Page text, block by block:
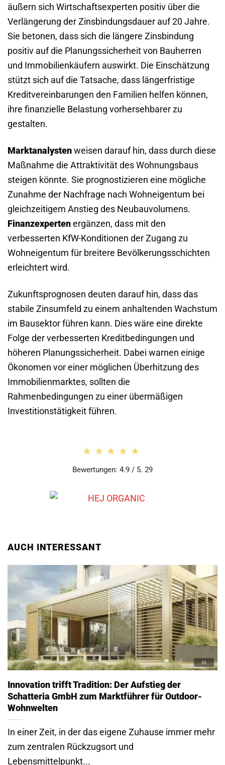
äußern sich Wirtschaftsexperten positiv über die
Verlängerung der Zinsbindungsdauer auf 20 Jahre.
Sie betonen, dass sich die längere Zinsbindung
positiv auf die Planungssicherheit von Bauherren
und Immobilienkäufern auswirkt. Die Einschätzung
stützt sich auf die Tatsache, dass längerfristige
Kreditvereinbarungen den Familien helfen können,
ihre finanzielle Belastung vorhersehbarer zu
gestalten.
Marktanalystenweisen darauf hin, dass durch diese
Maßnahme die Attraktivität des Wohnungsbaus
steigen könnte. Sie prognostizieren eine mögliche
Zunahme der Nachfrage nach Wohneigentum bei
gleichzeitigem Anstieg des Neubauvolumens.
Finanzexpertenergänzen, dass mit den
verbesserten KfW-Konditionen der Zugang zu
Wohneigentum für breitere Bevölkerungsschichten
erleichtert wird.
Zukunftsprognosen deuten darauf hin, dass das
stabile Zinsumfeld zu einem anhaltenden Wachstum
im Bausektor führen kann. Dies wäre eine direkte
Folge der verbesserten Kreditbedingungen und
höheren Planungssicherheit. Dabei warnen einige
Ökonomen vor einer möglichen Überhitzung des
Immobilienmarktes, sollten die
Rahmenbedingungen zu einer übermäßigen
Investitionstätigkeit führen.
★★★★★
★★★★★
Bewertungen: 4.9 / 5. 29
AUCH INTERESSANT
Innovation trifft Tradition: Der Aufstieg der
Schatteria GmbH zum Marktführer für Outdoor-
Wohnwelten
In einer Zeit, in der das eigene Zuhause immer mehr
zum zentralen Rückzugsort und
Lebensmittelpunkt...